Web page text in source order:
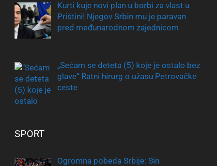
Kurti kuje novi plan u borbi za vlast u
Prištini! Njegov Srbin mu je paravan
pred međunarodnom zajednicom
„Sećam se deteta (5) koje je ostalo bez
glave“ Ratni hirurg o užasu Petrovačke
ceste
SPORT
Ogromna pobeda Srbije: Sin